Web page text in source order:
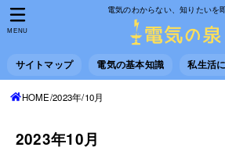
電気のわからない、知りたいを
サイトマップ 電気の基本知識 私生活
MENU
HOME 2023年 10月
2023年10月